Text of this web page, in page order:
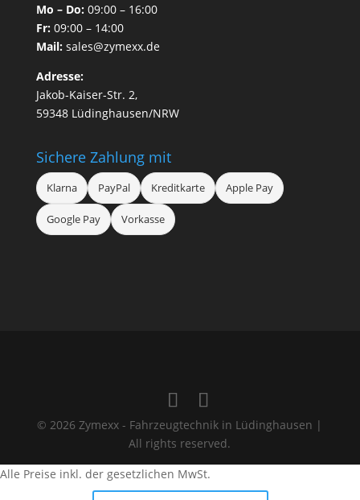
Mo – Do:09:00 – 16:00
Fr:09:00 – 14:00
Mail:sales@zymexx.de
Adresse:
Jakob-Kaiser-Str. 2,
59348 Lüdinghausen/NRW
Sichere Zahlung mit
Klarna PayPal Kreditkarte Apple Pay
Google Pay Vorkasse
© 2026 Zymexx - Fahrzeugtechnik in Lüdinghausen |
All rights reserved.
Alle Preise inkl. der gesetzlichen MwSt.